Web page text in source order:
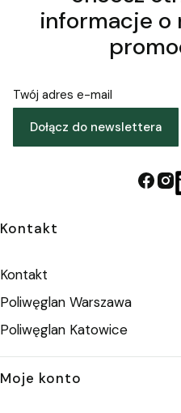
informacje o
Twój adres e-mail
Dołącz do newslettera
Linki w stopce
Kontakt
Kontakt
Poliwęglan Warszawa
Poliwęglan Katowice
Moje konto